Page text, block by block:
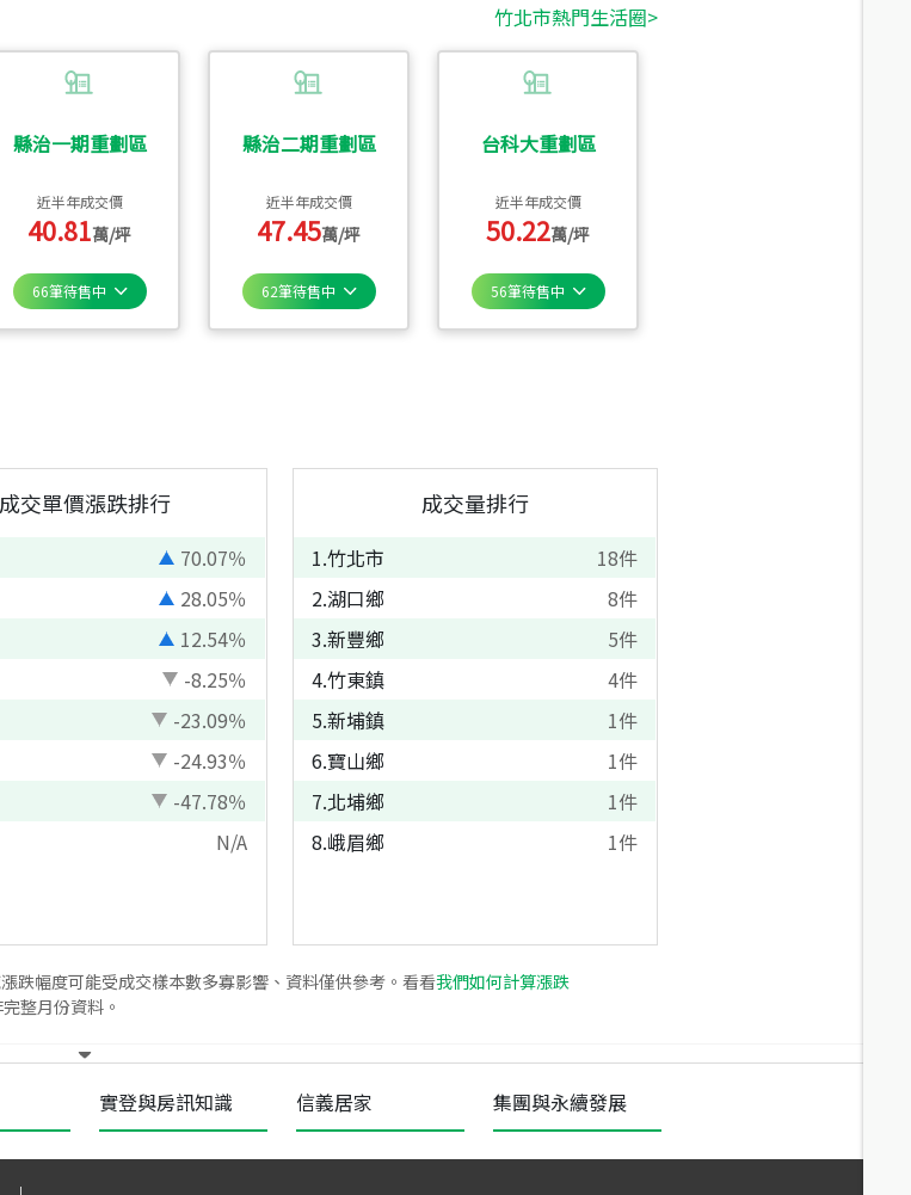
竹北市熱門生活圈>
縣治一期重劃區
近半年成交價
40.81萬/坪
66筆待售中
縣治二期重劃區
近半年成交價
47.45萬/坪
62筆待售中
台科大重劃區
近半年成交價
50.22萬/坪
56筆待售中
成交單價漲跌排行
70.07％
28.05％
12.54％
-8.25％
-23.09％
-24.93％
-47.78％
N/A
成交量排行
1.竹北市 18件
2.湖口鄉 8件
3.新豐鄉 5件
4.竹東鎮 4件
5.新埔鎮 1件
6.寶山鄉 1件
7.北埔鄉 1件
8.峨眉鄉 1件
跌幅度可能受成交樣本數多寡影響、資料僅供參考。看看我們如何計算漲跌
整月份資料。
實登與房訊知識 信義居家 集團與永續發展